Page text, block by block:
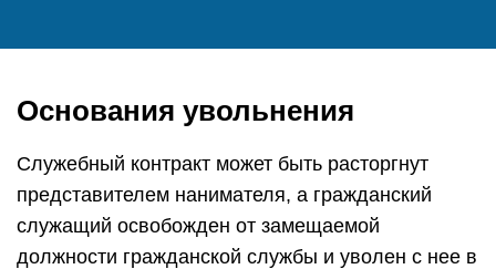
Основания увольнения
Служебный контракт может быть расторгнут
представителем нанимателя, а гражданский
служащий освобожден от замещаемой
должности гражданской службы и уволен с нее в